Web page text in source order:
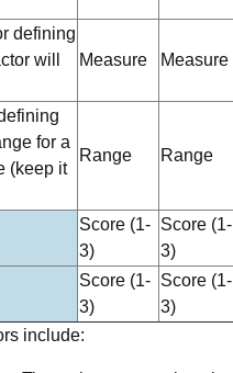
defining
will
Measure Measure
for a
(keep it
Range Range
Score (1-
3)
Score (1-
3)
Score (1-
3)
Score (1-
3)
include: